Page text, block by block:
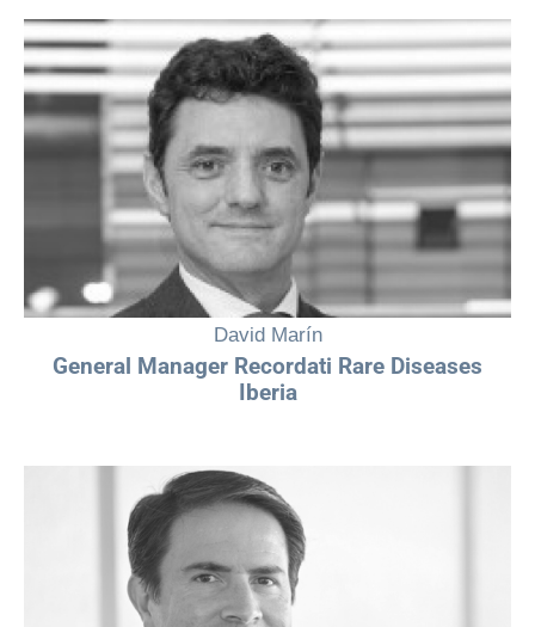
“Cada mujer en la industria farmacéutica que se atreve a dar un paso
al frente, a levantar la voz y a liderar desde la autenticidad, no solo
impulsa su propio camino: inspira a otras a creer que también pueden
transformar la ciencia, la salud y el futuro.”
David Marín
General Manager Recordati Rare Diseases
Iberia
“El liderazgo femenino cada vez tiene más fuerza y en la industria
farmacéutica desempeña un papel fundamental, desarrollar
soluciones innovadoras requiere la unión de diferentes enfoques e